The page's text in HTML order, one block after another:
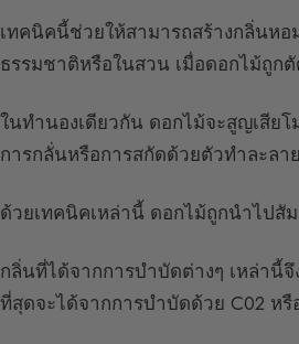
เทคนิคนี้ช่วยให้สามารถสร้างกลิ่นห
ธรรมชาติหรือในสวน เมื่อดอกไม้ถูก
ในทำนองเดียวกัน ดอกไม้จะสูญเสีย
การกลั่นหรือการสกัดด้วยตัวทำละลา
ด้วยเทคนิคเหล่านี้ ดอกไม้ถูกนำไป
กลิ่นที่ได้จากการบำบัดต่างๆ เหล่านี้
ที่สุดจะได้จากการบำบัดด้วย C02 หรื